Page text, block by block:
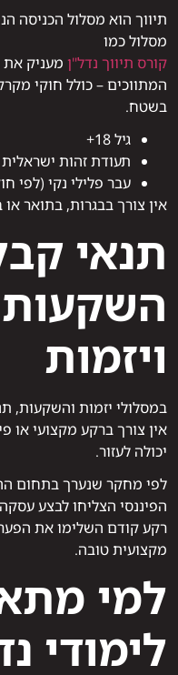
תיווך הוא מסלול הכניסה
מסלול כמו
קורס תיווך נדל"ן מעניק
המתווכים – כולל חוקי
בשטח.
גיל 18+
תעודת זהות
עבר פלילי נקי (לפי
אין צורך בבגרות, בתואר או
תנאי
השקעות
ויזמות
במסלולי יזמות והשקעות,
אין צורך ברקע מקצועי או
יכולה לעזור.
לפי מחקר שנערך בתחום
הפיננסי הצליחו לבצע
רקע קודם השלימו את
מקצועית טובה.
למי
לימודי